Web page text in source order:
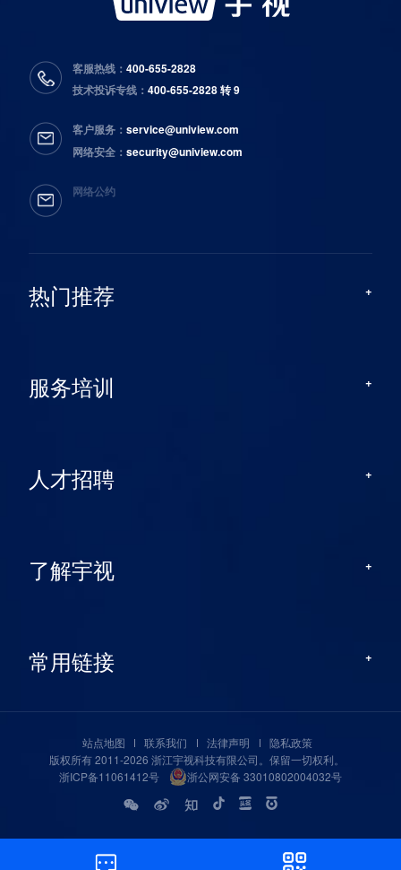
热门推荐
服务培训
人才招聘
了解宇视
常用链接
客服热线：400-655-2828
技术投诉专线：400-655-2828 转 9
客户服务：service@uniview.com
网络安全：security@uniview.com
网络公约
站点地图 联系我们 法律声明
隐私政策
版权所有 2011-2026 浙江宇视科技有限公司。保留一切权利。
浙ICP备11061412号
浙公网安备 33010802004032号